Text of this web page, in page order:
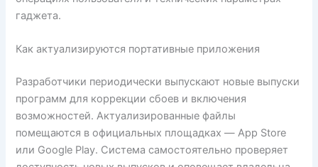
гаджета.
Как актуализируются портативные приложения
Разработчики периодически выпускают новые выпуски
программ для коррекции сбоев и включения
возможностей. Актуализированные файлы
помещаются в официальных площадках — App Store
или Google Play. Система самостоятельно проверяет